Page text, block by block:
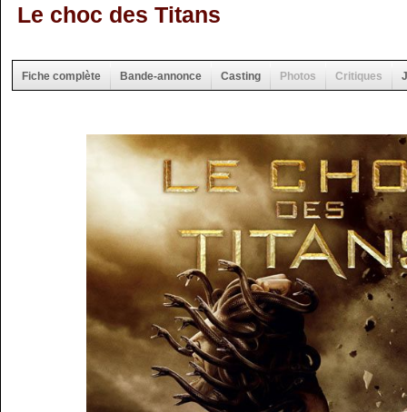
Le choc des Titans
Fiche complète Bande-annonce Casting Photos Critiques